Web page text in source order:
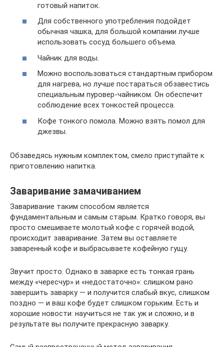
готовый напиток.
Для собственного употребления подойдет
обычная чашка, для большой компании лучше
использовать сосуд большего объема.
Чайник для воды.
Можно воспользоваться стандартным прибором
для нагрева, но лучше постараться обзавестись
специальным пуровер-чайником. Он обеспечит
соблюдение всех тонкостей процесса.
Кофе тонкого помола. Можно взять помол для
джезвы.
Обзаведясь нужным комплектом, смело приступайте к
приготовлению напитка.
Заваривание замачиванием
Заваривание таким способом является
фундаментальным и самым старым. Кратко говоря, вы
просто смешиваете молотый кофе с горячей водой,
происходит заваривание. Затем вы оставляете
заваренный кофе и выбрасываете кофейную гущу.
Звучит просто. Однако в заварке есть тонкая грань
между «чересчур» и «недостаточно»: слишком рано
завершить заварку — и получится слабый вкус, слишком
поздно — и ваш кофе будет слишком горьким. Есть и
хорошие новости: научиться не так уж и сложно, и в
результате вы получите прекрасную заварку.